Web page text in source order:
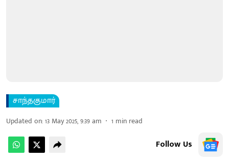
சாந்தகுமார்
Updated on:13 May 2025, 9:39 am 1 min read
Follow Us